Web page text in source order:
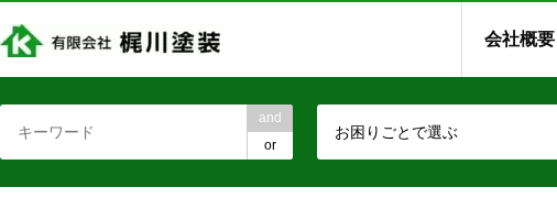
会社概要
and
or
お困りごとで選ぶ